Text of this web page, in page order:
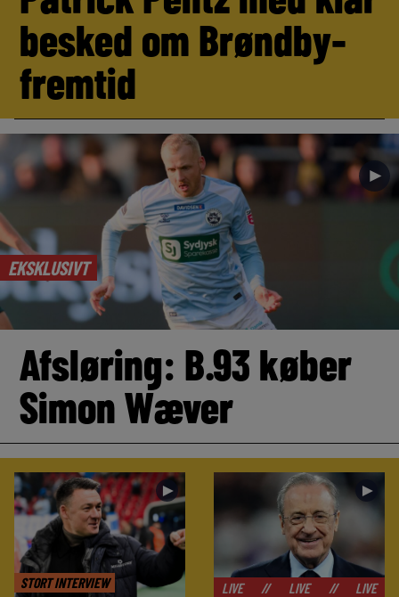
besked om Brøndby-
fremtid
EKSKLUSIVT
►
Afsløring: B.93 køber
Simon Wæver
STORT INTERVIEW
► ►
// LIVE LIVE LIVE // LIVE